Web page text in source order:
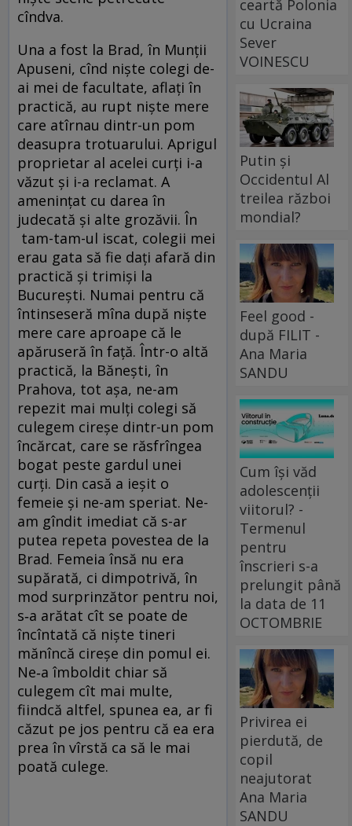
cîndva.
Una a fost la Brad, în Munţii
Apuseni, cînd nişte colegi de-
ai mei de facultate, aflaţi în
practică, au rupt nişte mere
care atîrnau dintr-un pom
deasupra trotuarului. Aprigul
proprietar al acelei curţi i-a
văzut şi i-a reclamat. A
ameninţat cu darea în
judecată şi alte grozăvii. În
tam-tam-ul iscat, colegii mei
erau gata să fie daţi afară din
practică şi trimişi la
Bucureşti. Numai pentru că
întinseseră mîna după nişte
mere care aproape că le
apăruseră în faţă. Într-o altă
practică, la Băneşti, în
Prahova, tot aşa, ne-am
repezit mai mulţi colegi să
culegem cireşe dintr-un pom
încărcat, care se răsfrîngea
bogat peste gardul unei
curţi. Din casă a ieşit o
femeie şi ne-am speriat. Ne-
am gîndit imediat că s-ar
putea repeta povestea de la
Brad. Femeia însă nu era
supărată, ci dimpotrivă, în
mod surprinzător pentru noi,
s‑a arătat cît se poate de
încîntată că nişte tineri
mănîncă cireşe din pomul ei.
Ne‑a îmboldit chiar să
culegem cît mai multe,
fiindcă altfel, spunea ea, ar fi
căzut pe jos pentru că ea era
prea în vîrstă ca să le mai
poată culege.
ceartă Polonia
cu Ucraina
Sever
VOINESCU
Putin și
Occidentul Al
treilea război
mondial?
Feel good -
după FILIT -
Ana Maria
SANDU
Cum își văd
adolescenții
viitorul? -
Termenul
pentru
înscrieri s-a
prelungit până
la data de 11
OCTOMBRIE
Privirea ei
pierdută, de
copil
neajutorat
Ana Maria
SANDU